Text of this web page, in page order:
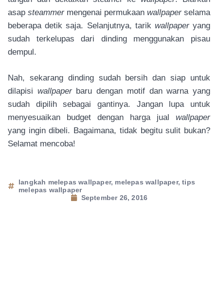
asap steammermengenai permukaan wallpaperselama
beberapa detik saja. Selanjutnya, tarik wallpaperyang
sudah terkelupas dari dinding menggunakan pisau
dempul.
Nah, sekarang dinding sudah bersih dan siap untuk
dilapisi wallpaperbaru dengan motif dan warna yang
sudah dipilih sebagai gantinya. Jangan lupa untuk
menyesuaikan budget dengan harga jual wallpaper
yang ingin dibeli. Bagaimana, tidak begitu sulit bukan?
Selamat mencoba!
langkah melepas wallpaper, melepas wallpaper,tips
melepas wallpaper
September 26, 2016